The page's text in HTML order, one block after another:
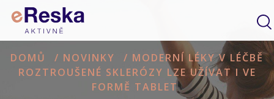
DOMŮ / NOVINKY / MODERNÍ LÉKY V LÉČBĚ
ROZTROUŠENÉ SKLERÓZY LZE UŽÍVAT I VE
FORMĚ TABLET